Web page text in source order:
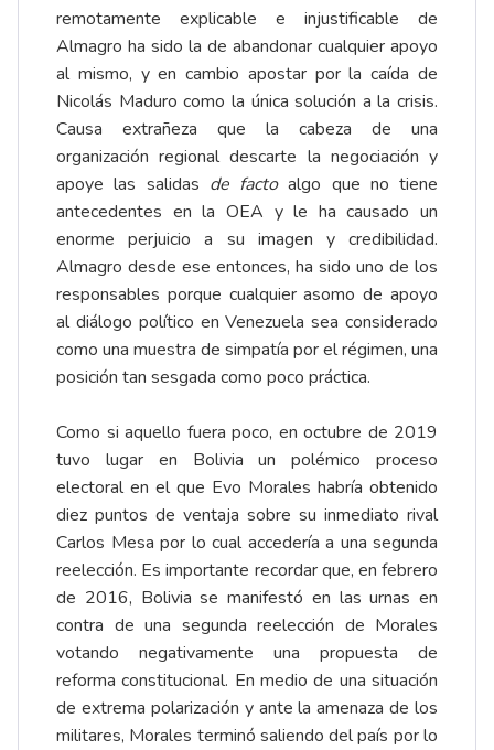
remotamente explicable e injustificable de
Almagro ha sido la de abandonar cualquier apoyo
al mismo, y en cambio apostar por la caída de
Nicolás Maduro como la única solución a la crisis.
Causa extrañeza que la cabeza de una
organización regional descarte la negociación y
apoye las salidas de factoalgo que no tiene
antecedentes en la OEA y le ha causado un
enorme perjuicio a su imagen y credibilidad.
Almagro desde ese entonces, ha sido uno de los
responsables porque cualquier asomo de apoyo
al diálogo político en Venezuela sea considerado
como una muestra de simpatía por el régimen, una
posición tan sesgada como poco práctica.
Como si aquello fuera poco, en octubre de 2019
tuvo lugar en Bolivia un polémico proceso
electoral en el que Evo Morales habría obtenido
diez puntos de ventaja sobre su inmediato rival
Carlos Mesa por lo cual accedería a una segunda
reelección. Es importante recordar que, en febrero
de 2016, Bolivia se manifestó en las urnas en
contra de una segunda reelección de Morales
votando negativamente una propuesta de
reforma constitucional. En medio de una situación
de extrema polarización y ante la amenaza de los
militares, Morales terminó saliendo del país por lo